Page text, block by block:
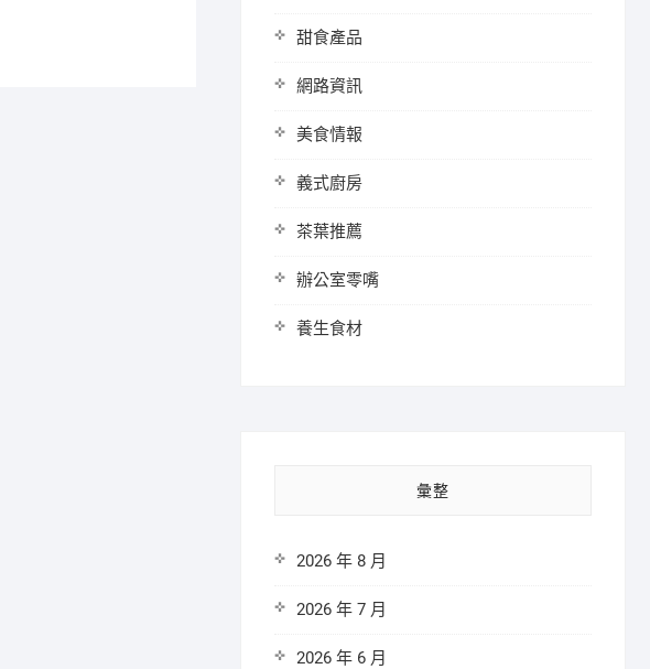
甜食產品
網路資訊
美食情報
義式廚房
茶葉推薦
辦公室零嘴
養生食材
彙整
2026 年 8 月
2026 年 7 月
2026 年 6 月